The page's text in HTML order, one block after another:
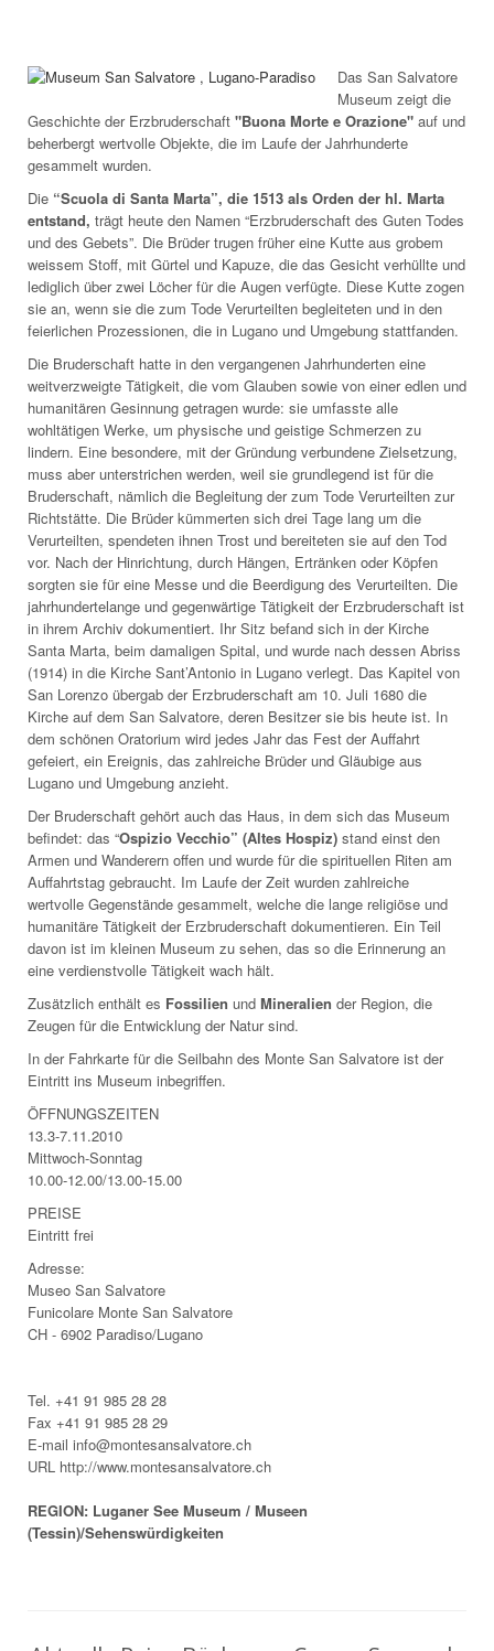
Das San Salvatore
Museum zeigt die
Geschichte der Erzbruderschaft "Buona Morte e Orazione" auf und
beherbergt wertvolle Objekte, die im Laufe der Jahrhunderte
gesammelt wurden.
Die “Scuola di Santa Marta”, die 1513 als Orden der hl. Marta
entstand, trägt heute den Namen “Erzbruderschaft des Guten Todes
und des Gebets”. Die Brüder trugen früher eine Kutte aus grobem
weissem Stoff, mit Gürtel und Kapuze, die das Gesicht verhüllte und
lediglich über zwei Löcher für die Augen verfügte. Diese Kutte zogen
sie an, wenn sie die zum Tode Verurteilten begleiteten und in den
feierlichen Prozessionen, die in Lugano und Umgebung stattfanden.
Die Bruderschaft hatte in den vergangenen Jahrhunderten eine
weitverzweigte Tätigkeit, die vom Glauben sowie von einer edlen und
humanitären Gesinnung getragen wurde: sie umfasste alle
wohltätigen Werke, um physische und geistige Schmerzen zu
lindern. Eine besondere, mit der Gründung verbundene Zielsetzung,
muss aber unterstrichen werden, weil sie grundlegend ist für die
Bruderschaft, nämlich die Begleitung der zum Tode Verurteilten zur
Richtstätte. Die Brüder kümmerten sich drei Tage lang um die
Verurteilten, spendeten ihnen Trost und bereiteten sie auf den Tod
vor. Nach der Hinrichtung, durch Hängen, Ertränken oder Köpfen
sorgten sie für eine Messe und die Beerdigung des Verurteilten. Die
jahrhundertelange und gegenwärtige Tätigkeit der Erzbruderschaft ist
in ihrem Archiv dokumentiert. Ihr Sitz befand sich in der Kirche
Santa Marta, beim damaligen Spital, und wurde nach dessen Abriss
(1914) in die Kirche Sant’Antonio in Lugano verlegt. Das Kapitel von
San Lorenzo übergab der Erzbruderschaft am 10. Juli 1680 die
Kirche auf dem San Salvatore, deren Besitzer sie bis heute ist. In
dem schönen Oratorium wird jedes Jahr das Fest der Auffahrt
gefeiert, ein Ereignis, das zahlreiche Brüder und Gläubige aus
Lugano und Umgebung anzieht.
Der Bruderschaft gehört auch das Haus, in dem sich das Museum
befindet: das “Ospizio Vecchio” (Altes Hospiz) stand einst den
Armen und Wanderern offen und wurde für die spirituellen Riten am
Auffahrtstag gebraucht. Im Laufe der Zeit wurden zahlreiche
wertvolle Gegenstände gesammelt, welche die lange religiöse und
humanitäre Tätigkeit der Erzbruderschaft dokumentieren. Ein Teil
davon ist im kleinen Museum zu sehen, das so die Erinnerung an
eine verdienstvolle Tätigkeit wach hält.
Zusätzlich enthält es Fossilien und Mineralien der Region, die
Zeugen für die Entwicklung der Natur sind.
In der Fahrkarte für die Seilbahn des Monte San Salvatore ist der
Eintritt ins Museum inbegriffen.
ÖFFNUNGSZEITEN
13.3-7.11.2010
Mittwoch-Sonntag
10.00-12.00/13.00-15.00
PREISE
Eintritt frei
Adresse:
Museo San Salvatore
Funicolare Monte San Salvatore
CH - 6902 Paradiso/Lugano
Tel. +41 91 985 28 28
Fax +41 91 985 28 29
E-mail info@montesansalvatore.ch
URL http://www.montesansalvatore.ch
REGION: Luganer See Museum / Museen
(Tessin)/Sehenswürdigkeiten